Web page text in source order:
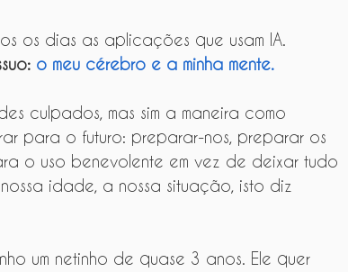
os dias as aplicações que usam IA.
o meu cérebro e a minha mente.
culpados, mas sim a maneira como
para o futuro: preparar-nos, preparar os
o uso benevolente em vez de deixar tudo
idade, a nossa situação, isto diz
um netinho de quase 3 anos. Ele quer